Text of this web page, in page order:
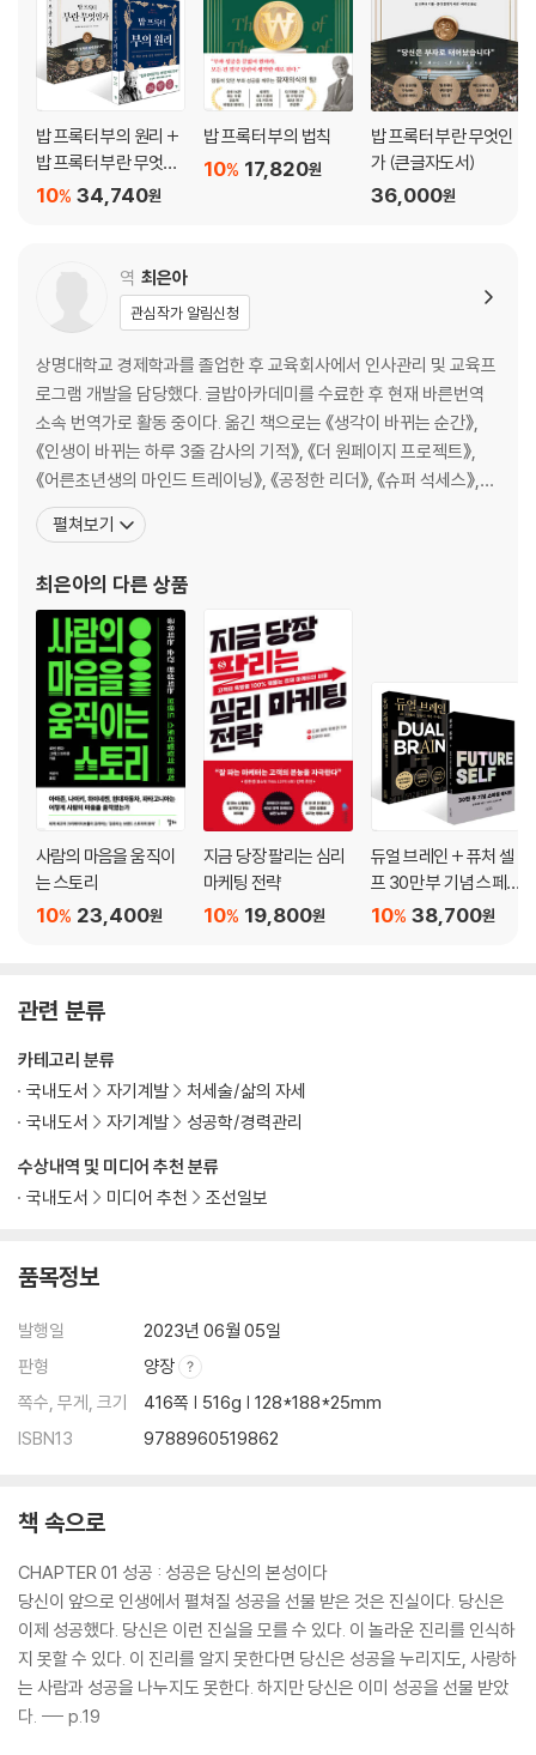
꿈이 언제나 승리한다
끝까지 밀고 나가라
당신이 원하는 것과 사랑에 빠져라
정상은 당신 것이다
평범한 사람이 비범한 일을 할 수 있는 이유
진짜 문제는 소원 부족이다
남 탓만 하는 사람, 스스로 책임지는 사람
정신의 감옥에서 벗어나라
책임감을 습관으로 만들어라
용서가 책임감을 길러준다
책임감 확언 연습하기
승자는 상황을 탓하지 않는다
다른 사람을 대신해 책임지지 마라
CHAPTER 06 확신 : 자신이 어떤 존재인지 확신하라
걸음마와 줄타기가 알려주는 확신의 중요성
확신은 자신감이다
아인슈타인은 당신이나 나보다 더 위대하지 않다
스스로를 사랑하는 법을 배워라
확신 키우기 1단계: 자아상을 검토하라
확신 키우기 2단계: 자신의 강점과 약점을 검토하라
확신 키우기 3단계: 남들의 장점을 찾아 칭찬하라
CHAPTER 07 행동 : 폭발적으로 행동하라
엄청난 행동을 하는 사람이 돼라
행동은 저절로 나타나야 한다
CHAPTER 08 돈 : 돈은 당신이 끌어당기는 것이다
97퍼센트가 돈 버는 법을 모른다
부자는 의무고, 가난은 죄악이다
돈은 아이디어다
빈곤 의식 대 번영 의식
경제적 독립을 위한 공식
사람들이 원대한 목표를 세우지 못하는 이유
길들여진 생각이 당신을 패자로 만든다
꿈을 계속 살아 있게 하라
승자와 패자를 가르는 요인, 태도
태도가 결과를 만든다
나쁜 점, 좋은 점 목록 만들기 훈련
긍정적인 태도는 창조하는 힘, 성장하는 힘이다
승자의 태도를 익혀라
생각의 변화가 태도를 바꾼다
밥 프록터 부의 원리 +
밥 프록터 부란 무엇인
가 세트34,740원
10%
밥 프록터 부의 법칙
17,820원
10%
밥 프록터 부란 무엇인
가 (큰글자도서)
36,000원
역 최은아
관심작가 알림신청
상명대학교 경제학과를 졸업한 후 교육회사에서 인사관리 및 교육프
로그램 개발을 담당했다. 글밥아카데미를 수료한 후 현재 바른번역
소속 번역가로 활동 중이다. 옮긴 책으로는 《생각이 바뀌는 순간》,
《인생이 바뀌는 하루 3줄 감사의 기적》, 《더 원페이지 프로젝트》,
《어른초년생의 마인드 트레이닝》, 《공정한 리더》, 《슈퍼 석세스》,
《퍼스널 스토리텔링》, 《부자 습관 가난한 습관》, 《나폴레온 힐 부자
의 철학》, 《밥 프록터 부의 시크릿》, 《퓨처 셀프》, 《10배의 법칙》,
가》, 《지금 당장 팔리는 심리 마케
펼쳐보기
최은아의 다른 상품
사람의 마음을 움직이
는 스토리
23,400원
10%
지금 당장 팔리는 심리
마케팅 전략
19,800원
10%
듀얼 브레인 + 퓨처 셀
프 30만 부 기념 스페
셜 에디션 세트
38,700원
10%
관련 분류
수상내역 및 미디어 추천 분류
국내도서
미디어 추천 조선일보
카테고리 분류
국내도서
자기계발
처세술/삶의 자세
국내도서
자기계발 성공학/경력관리
품목정보
발행일
2023년 06월 05일
판형
양장
쪽수, 무게, 크기
416쪽 | 516g | 128*188*25mm
ISBN13
9788960519862
책 속으로
CHAPTER 01 성공 : 성공은 당신의 본성이다
당신이 앞으로 인생에서 펼쳐질 성공을 선물 받은 것은 진실이다. 당신은
이제 성공했다. 당신은 이런 진실을 모를 수 있다. 이 놀라운 진리를 인식하
지 못할 수 있다. 이 진리를 알지 못한다면 당신은 성공을 누리지도, 사랑하
는 사람과 성공을 나누지도 못한다. 하지만 당신은 이미 성공을 선물 받았
다. --- p.19